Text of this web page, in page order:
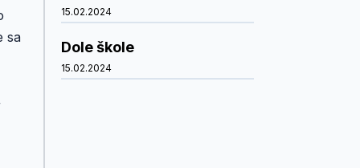
sa
15.02.2024
Dole škole
15.02.2024